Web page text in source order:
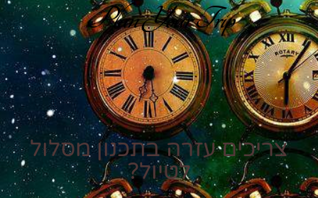
Plan Your Trip
צריכים עזרה בתכנון מסלול
לטיול?